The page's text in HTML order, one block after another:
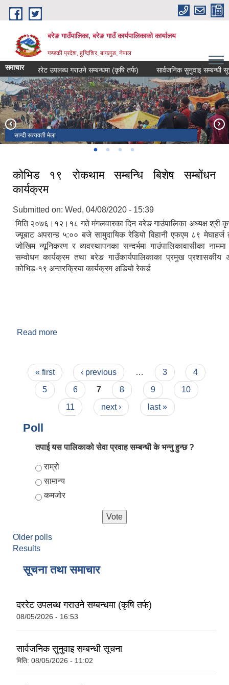
Skip to main content
बरेङ गाउँपालिका, बरेङ गाउँ कार्यपालिकाको कार्यालय
गण्डकी प्रदेश, हुग्दिशिर, बागलुङ, नेपाल
समाचारदररेट उपलब्ध गराउने सम्बन्धमा (कृषि तर्फ) सार्वजनिक सुनुवाइ सम्बन्धी सूचना
साग्दी सत्यवती मेला
बरेङ गाउँपालिका- कौडे को डांडामा हिमपात
साग्दी सत्यवती मन्दिर
बरेङ गा.पा बराहकोट
कोभिड १९ रोकथाम सम्बन्धि बिशेष सम्बोंधन
कार्यक्रम
Submitted on: Wed, 04/08/2020 - 15:39
मिति २०७६।१२।१८ गते मंगलवारका दिन बरेङ गाउंपालिका अध्यक्ष श्री
ज्यूबाट अपरान्ह ५:०० बजे सामुदायिक रेडियो विहानी एफएम ८९ मेघाहर्ज
जोखिम न्यूनिकरण र व्यवस्थापनका सन्दर्भमा गाउंपालिकावासीका
सम्वोधन कार्यक्रम तथा बरेङ गाउँकार्यपालिकाका प्रमुख
कोभिड-१९ अन्तरक्रिया कार्यक्रम अडियो रेकर्ड
Read more
Pages
« first ‹ previous … 3
4
5
6 7 8 9
10
11
next › last »
Poll
तपाई यस पालिकाको सेवा प्रवाह सम्बन्धी के भन्नु हुन्छ ?
Choices
राम्रो
सामान्य
कमजोर
Older polls
Results
सूचना तथा समाचार
दररेट उपलब्ध गराउने सम्बन्धमा (कृषि तर्फ)
08/05/2026 - 16:53
सार्वजनिक सुनुवाइ सम्बन्धी सूचना
मिति: 08/05/2026 - 11:02